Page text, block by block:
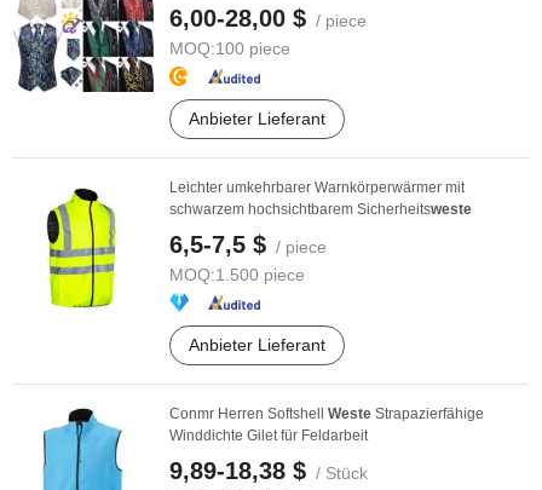
6,00-28,00 $ / piece
MOQ:100 piece
Anbieter Lieferant
Leichter umkehrbarer Warnkörperwärmer mit
schwarzem hochsichtbarem Sicherheitsweste
6,5-7,5 $ / piece
MOQ:1.500 piece
Anbieter Lieferant
Conmr Herren Softshell Weste Strapazierfähige
Winddichte Gilet für Feldarbeit
9,89-18,38 $ / Stück